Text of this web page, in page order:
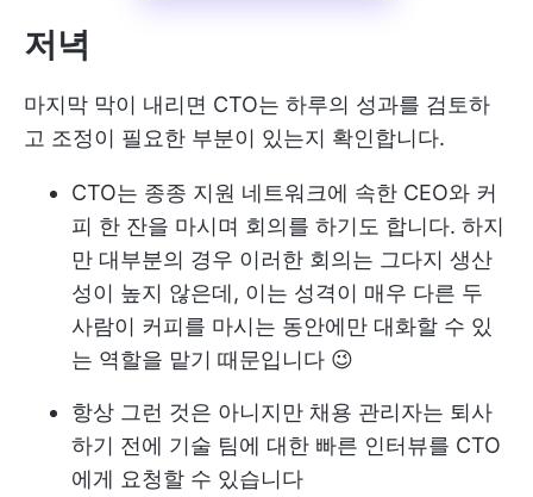
저녁
마지막 막이 내리면 CTO는 하루의 성과를 검토하
고 조정이 필요한 부분이 있는지 확인합니다.
CTO는 종종 지원 네트워크에 속한 CEO와 커
피 한 잔을 마시며 회의를 하기도 합니다. 하지
만 대부분의 경우 이러한 회의는 그다지 생산
성이 높지 않은데, 이는 성격이 매우 다른 두
사람이 커피를 마시는 동안에만 대화할 수 있
는 역할을 맡기 때문입니다 😉
항상 그런 것은 아니지만 채용 관리자는 퇴사
하기 전에 기술 팀에 대한 빠른 인터뷰를 CTO
에게 요청할 수 있습니다